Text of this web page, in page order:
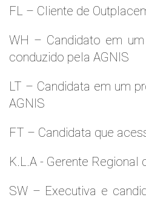
FL – Cliente de
WH – Candidato em
conduzido pela AGNIS
LT – Candidata em um
AGNIS
FT – Candidata que
K.L.A - Gerente Regional
SW – Executiva e